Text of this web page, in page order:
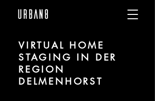
VIRTUAL HOME
STAGING IN DER
REGION
DELMENHORST